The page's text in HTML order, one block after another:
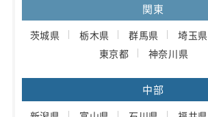
関東
茨城県 栃木県 群馬県 埼玉県
東京都
神奈川県
中部